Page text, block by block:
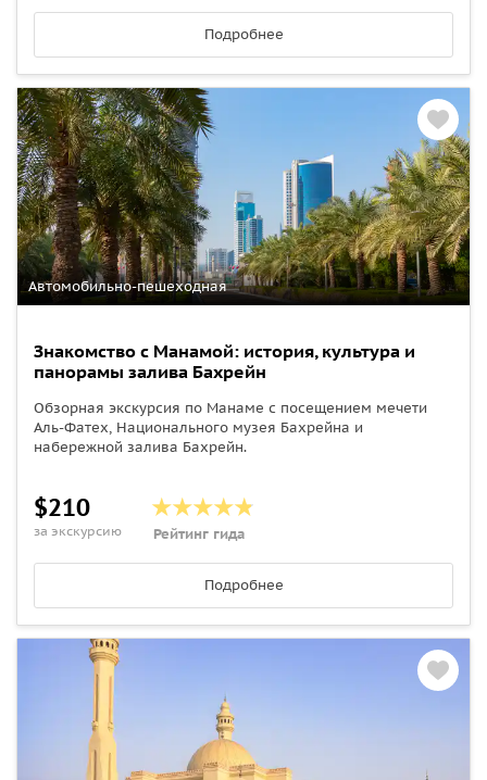
Подробнее
Автомобильно-пешеходная
Знакомство с Манамой: история, культура и
панорамы залива Бахрейн
Обзорная экскурсия по Манаме с посещением мечети
Аль-Фатех, Национального музея Бахрейна и
набережной залива Бахрейн.
$210
за экскурсию Рейтинг гида
Подробнее